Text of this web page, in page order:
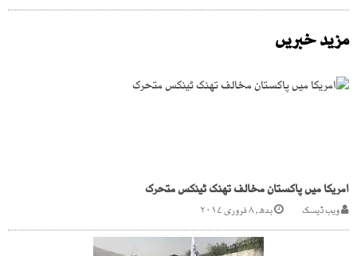
مزید خبریں
امریکا میں پاکستان مخالف تھنک ٹینکس متحرک
ویب ڈیسک بدھ, ۸ فروری ۲۰۱۷